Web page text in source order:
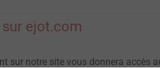
ejot.com
sur notre site vous donnera accès